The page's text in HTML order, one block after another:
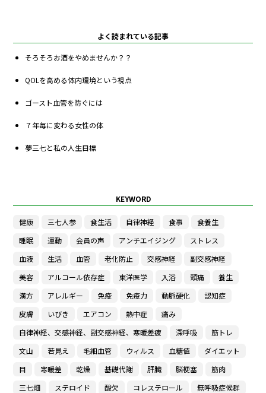
よく読まれている記事
そろそろお酒をやめませんか？？
QOLを高める体内環境という視点
ゴースト血管を防ぐには
７年毎に変わる女性の体
夢三七と私の人生目標
KEYWORD
健康 三七人参 食生活 自律神経 食事
食養生
睡眠
運動 会員の声 アンチエイジング
ストレス
血液
生活 血管 老化防止 交感神経
副交感神経
美容
アルコール依存症 東洋医学 入浴 頭痛
養生
漢方
アレルギー 免疫 免疫力 動脈硬化
認知症
皮膚
いびき エアコン 熱中症
痛み
自律神経、交感神経、副交感神経、寒暖差疲
深呼吸
筋トレ
文山
若見え 毛細血管 ウィルス 血糖値
ダイエット
目
寒暖差 乾燥 基礎代謝 肝臓 脳梗塞
筋肉
三七畑
ステロイド 酸欠 コレステロール
無呼吸症候群